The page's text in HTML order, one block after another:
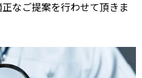
なご提案を行わせて頂きま